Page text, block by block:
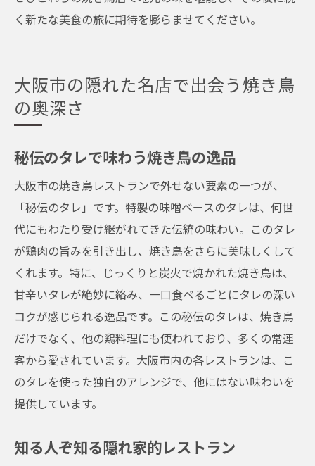
く新たな美食の旅に期待を膨らませてください。
大阪市の隠れた名店で出会う焼き鳥
の奥深さ
秘伝のタレで味わう焼き鳥の逸品
大阪市の焼き鳥レストランで外せない要素の一つが、
「秘伝のタレ」です。特製の味噌ベースのタレは、何世
代にもわたり受け継がれてきた伝統の味わい。このタレ
が鶏肉の旨みを引き出し、焼き鳥をさらに美味しくして
くれます。特に、じっくりと炭火で焼かれた焼き鳥は、
甘辛いタレが絶妙に絡み、一口食べるごとにタレの深い
コクが感じられる逸品です。この秘伝のタレは、焼き鳥
だけでなく、他の鶏料理にも使われており、多くの常連
客から愛されています。大阪市内の各レストランは、こ
のタレを使った独自のアレンジで、他にはない味わいを
提供しています。
知る人ぞ知る隠れ家的レストラン